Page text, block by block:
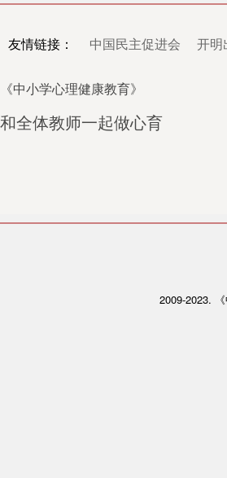
友情链接： 中国民主促进会 开明
《中小学心理健康教育》
和全体教师一起做心育
2009-2023.